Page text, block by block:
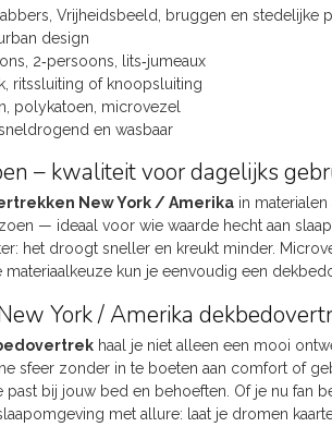
Vrijheidsbeeld, bruggen en stedelijke
design
2‑persoons, lits‑jumeaux
ritssluiting of knoopsluiting
polykatoen, microvezel
en wasbaar
– kwaliteit voor dagelijks
New York / Amerika in
— ideaal voor wie waarde hecht aan
het droogt sneller en kreukt minder.
materiaalkeuze kun je eenvoudig een
York / Amerika
haal je niet alleen een mooi
sfeer zonder in te boeten aan comfort of
past bij jouw bed en behoeften. Of je nu fan
met allure: laat je dromen